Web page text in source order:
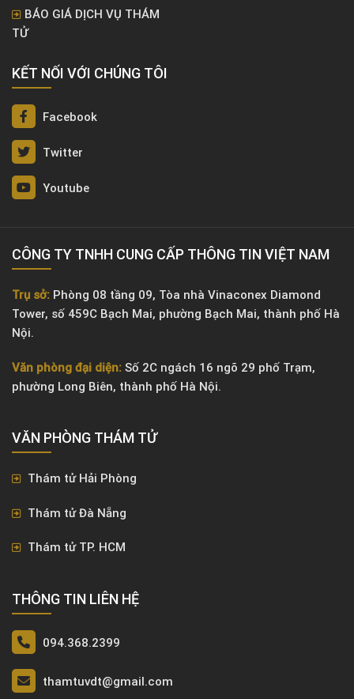
BÁO GIÁ DỊCH VỤ THÁM
TỬ
KẾT NỐI VỚI CHÚNG TÔI
Facebook
Twitter
Youtube
CÔNG TY TNHH CUNG CẤP THÔNG TIN VIỆT NAM
Trụ sở: Phòng 08 tầng 09, Tòa nhà Vinaconex Diamond
Tower, số 459C Bạch Mai, phường Bạch Mai, thành phố Hà
Nội.
Văn phòng đại diện: Số 2C ngách 16 ngõ 29 phố Trạm,
phường Long Biên, thành phố Hà Nội.
VĂN PHÒNG ​THÁM TỬ
Thám tử Hải Phòng
Thám tử Đà Nẵng
Thám tử TP. HCM
THÔNG TIN LIÊN HỆ
094.368.2399
thamtuvdt@gmail.com